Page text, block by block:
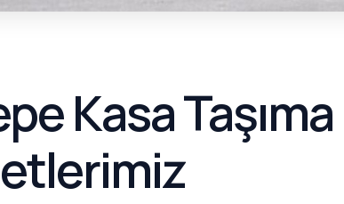
Kasa